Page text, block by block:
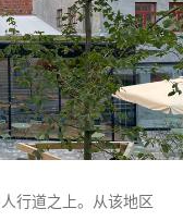
行道之上。从该地区